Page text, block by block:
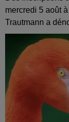
mercredi 5 août
Trautmann a